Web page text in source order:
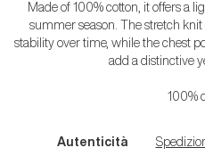
Made of 100% cotton, it offers a
summer season. The stretch
stability over time, while the chest
add a distinctive
100%
Autenticità